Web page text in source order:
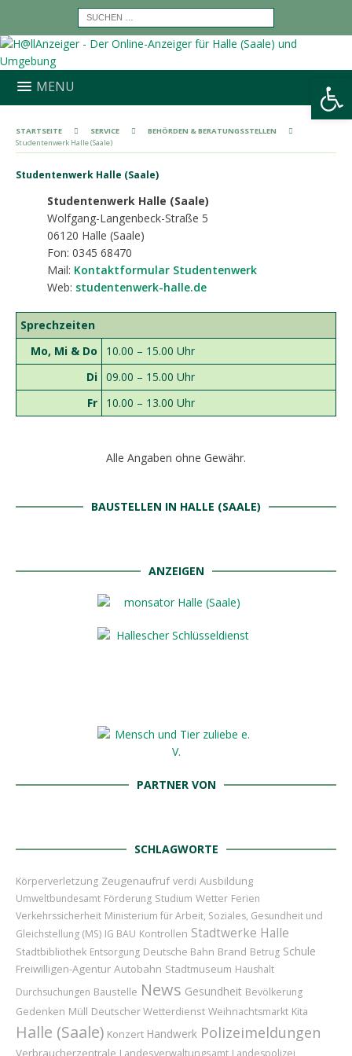
Werkzeugleiste öffnen
MENU
STARTSEITE SERVICE
BEHÖRDEN & BERATUNGSSTELLEN
Studentenwerk Halle (Saale)
Studentenwerk Halle (Saale)
Studentenwerk Halle (Saale)
Wolfgang-Langenbeck-Straße 5
06120 Halle (Saale)
Fon: 0345 68470
Mail: Kontaktformular Studentenwerk
Web: studentenwerk-halle.de
Sprechzeiten
Mo, Mi & Do
10.00 – 15.00 Uhr
Di 09.00 – 15.00 Uhr
Fr
10.00 – 13.00 Uhr
Alle Angaben ohne Gewähr.
BAUSTELLEN IN HALLE (SAALE)
ANZEIGEN
PARTNER VON
SCHLAGWORTE
Körperverletzung Zeugenaufruf verdi Ausbildung
Umweltbundesamt Förderung Studium Wetter Ferien
Verkehrssicherheit Ministerium für Arbeit, Soziales, Gesundheit und
Gleichstellung (MS) IG BAU Kontrollen Stadtwerke Halle
Stadtbibliothek Entsorgung Deutsche Bahn Brand Betrug Schule
Freiwilligen-Agentur Autobahn Stadtmuseum Haushalt
Durchsuchungen Baustelle News Gesundheit Bevölkerung
Gedenken Müll Deutscher Wetterdienst Weihnachtsmarkt Kita
Halle (Saale) Konzert Handwerk Polizeimeldungen
Verbraucherzentrale Landesverwaltungsamt Landespolizei